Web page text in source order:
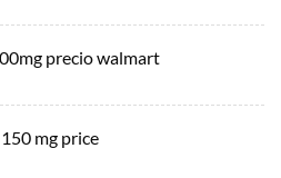
precio walmart
mg price